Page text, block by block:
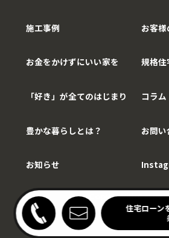
施工事例
お金をかけずにいい家を
「好き」が全てのはじまり
豊かな暮らしとは？
お知らせ
お客様
規格住
コラム
お問
キッチンの家見学会
開催中！
住宅ローン